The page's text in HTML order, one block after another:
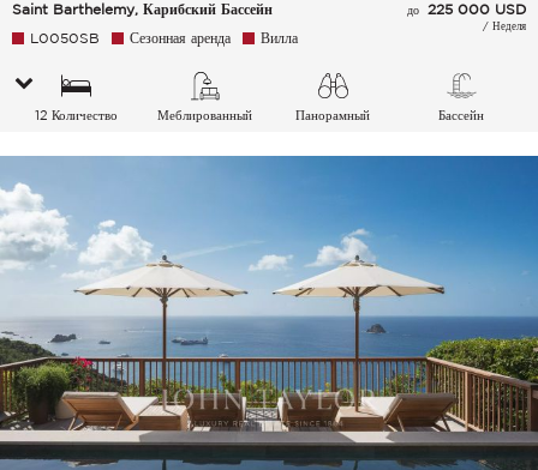
Saint Barthelemy, Карибский Бассейн
до 225 000 USD
/ Неделя
L0050SB Сезонная аренда Вилла
12 Количество
Меблированный Панорамный Бассейн